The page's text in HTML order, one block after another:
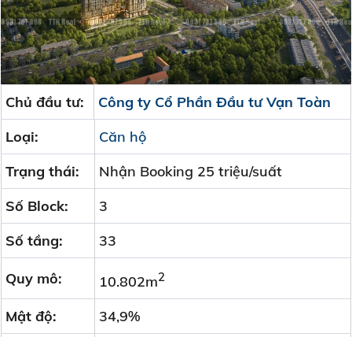
Chủ đầu tư:
Công ty Cổ Phần Đầu tư Vạn Toàn
Loại:
Căn hộ
Trạng thái:
Nhận Booking 25 triệu/suất
Số Block:
3
Số tầng:
33
Quy mô: 10.802m2
Mật độ:
34,9%